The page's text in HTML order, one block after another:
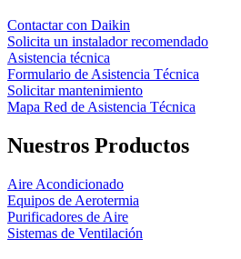
Contactar con Daikin
Solicita un instalador recomendado
Asistencia técnica
Formulario de Asistencia Técnica
Solicitar mantenimiento
Mapa Red de Asistencia Técnica
Nuestros Productos
Aire Acondicionado
Equipos de Aerotermia
Purificadores de Aire
Sistemas de Ventilación